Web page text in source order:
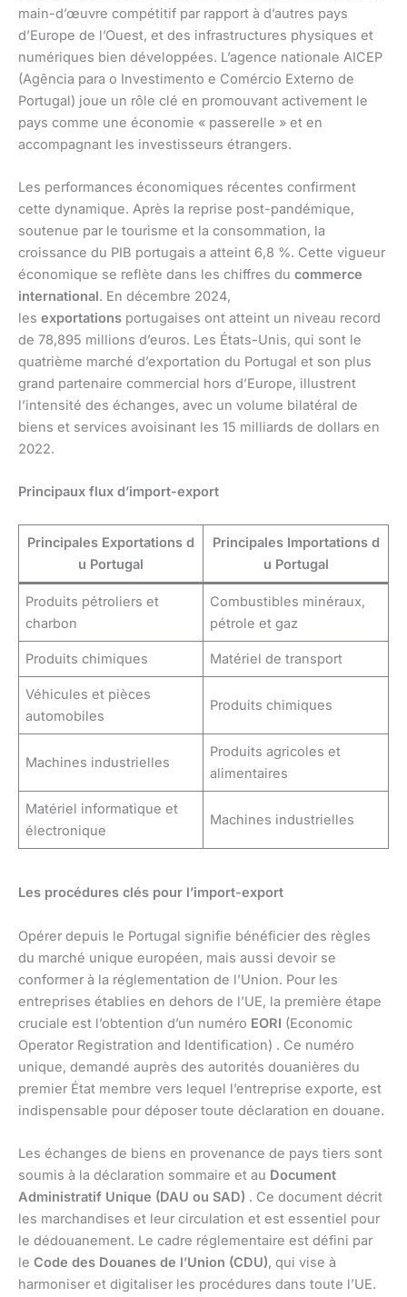
main-d’œuvre compétitif par rapport à d’autres pays
d’Europe de l’Ouest, et des infrastructures physiques et
numériques bien développées. L’agence nationale AICEP
(Agência para o Investimento e Comércio Externo de
Portugal) joue un rôle clé en promouvant activement le
pays comme une économie « passerelle » et en
accompagnant les investisseurs étrangers.
Les performances économiques récentes confirment
cette dynamique. Après la reprise post-pandémique,
soutenue par le tourisme et la consommation, la
croissance du PIB portugais a atteint 6,8 %. Cette vigueur
économique se reflète dans les chiffres du commerce
international. En décembre 2024,
les exportations portugaises ont atteint un niveau record
de 78,895 millions d’euros. Les États-Unis, qui sont le
quatrième marché d’exportation du Portugal et son plus
grand partenaire commercial hors d’Europe, illustrent
l’intensité des échanges, avec un volume bilatéral de
biens et services avoisinant les 15 milliards de dollars en
2022.
Principaux flux d’import-export
Principales Exportations d
u Portugal
Principales Importationsd
u Portugal
Produits pétroliers et
charbon
Combustibles minéraux,
pétrole et gaz
Produits chimiques Matériel de transport
Véhicules et pièces
automobiles
Produits chimiques
Machines industrielles
Produits agricoles et
alimentaires
Matériel informatique et
électronique
Machines industrielles
Les procédures clés pour l’import-export
Opérer depuis le Portugal signifie bénéficier des règles
du marché unique européen, mais aussi devoir se
conformer à la réglementation de l’Union. Pour les
entreprises établies en dehors de l’UE, la première étape
cruciale est l’obtention d’un numéro EORI (Economic
Operator Registration and Identification) . Ce numéro
unique, demandé auprès des autorités douanières du
premier État membre vers lequel l’entreprise exporte, est
indispensable pour déposer toute déclaration en douane.
Les échanges de biens en provenance de pays tiers sont
soumis à la déclaration sommaire et au Document
Administratif Unique (DAU ou SAD) . Ce document décrit
les marchandises et leur circulation et est essentiel pour
le dédouanement. Le cadre réglementaire est défini par
le Code des Douanes de l’Union (CDU), qui vise à
harmoniser et digitaliser les procédures dans toute l’UE.